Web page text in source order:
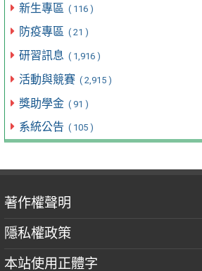
新生專區 ( 116 )
防疫專區 ( 21 )
研習訊息 ( 1,916 )
活動與競賽 ( 2,915 )
獎助學金 ( 91 )
系統公告 ( 105 )
著作權聲明
隱私權政策
本站使用正體字